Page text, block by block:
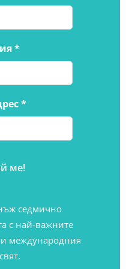
*
*
седмично
с най-важните
и международния